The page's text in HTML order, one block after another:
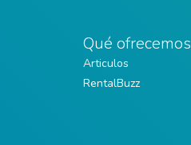
Qué ofrecemos
Articulos
RentalBuzz